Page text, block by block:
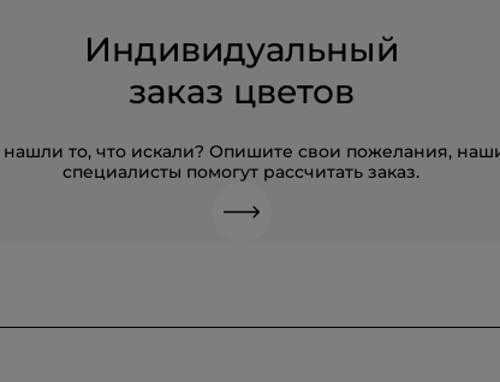
Индивидуальный
заказ цветов
то, что искали? Опишите свои пожелания,
специалисты помогут рассчитать заказ.